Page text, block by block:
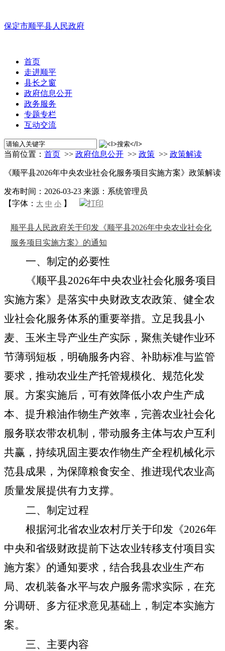
保定市顺平县人民政府
首页
走进顺平
县长之窗
政府信息公开
政务服务
专题专栏
互动交流
当前位置： 首页 >> 政府信息公开 >> 政策 >> 政策解读
《顺平县2026年中央农业社会化服务项目实施方案》政策解读
发布时间：2026-03-23 来源：系统管理员
【字体： 大 中 小 】 打印
顺平县人民政府关于印发《顺平县2026年中央农业社会化
服务项目实施方案》的通知
一、制定的必要性
《顺平县2026年中央农业社会化服务项目
实施方案》是落实中央财政支农政策、健全农
业社会化服务体系的重要举措。立足我县小
麦、玉米主导产业生产实际，聚焦关键作业环
节薄弱短板，明确服务内容、补助标准与监管
要求，推动农业生产托管规模化、规范化发
展。方案实施后，可有效降低小农户生产成
本、提升粮油作物生产效率，完善农业社会化
服务联农带农机制，带动服务主体与农户互利
共赢，持续巩固主要农作物生产全程机械化示
范县成果，为保障粮食安全、推进现代农业高
质量发展提供有力支撑。
二、制定过程
根据河北省农业农村厅关于印发《2026年
中央和省级财政提前下达农业转移支付项目实
施方案》的通知要求，结合我县农业生产布
局、农机装备水平与农户服务需求实际，在充
分调研、多方征求意见基础上，制定本实施方
案。
三、主要内容